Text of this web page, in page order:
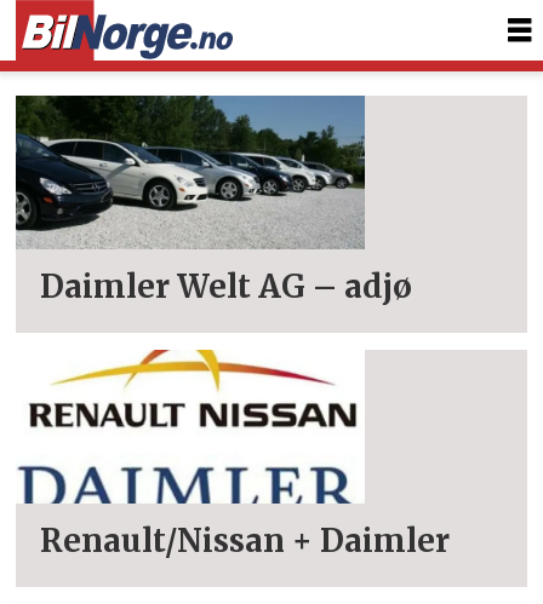
Tag:
daimlerchrysler
Daimler Welt AG – adjø
Renault/Nissan + Daimler